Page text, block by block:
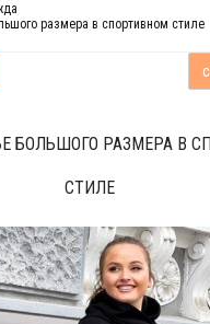
размера в спортивном стиле
БОЛЬШОГО РАЗМЕРА В
СТИЛЕ